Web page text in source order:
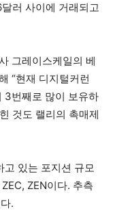
러 사이에 거래되고
그레이스케일의 베
“현재 디지털커런
3번째로 많이 보유하
것도 랠리의 촉매제
고 있는 포지션 규모
ZEN이다. 추측
.